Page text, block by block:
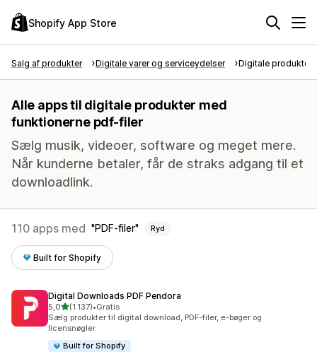
Shopify App Store
Salg af produkter Digitale varer og serviceydelser Digitale produkter
Alle apps til digitale produkter med
funktionerne pdf-filer
Sælg musik, videoer, software og meget mere.
Når kunderne betaler, får de straks adgang til et
downloadlink.
110 apps med PDF-filer Ryd
Built for Shopify
Digital Downloads PDF Pendora
5,0ud af 5 stjerner
(1.137)
1137 anmeldelser i alt
•Gratis
Sælg produkter til digital download, PDF-filer, e-bøger og
licensnøgler
Built for Shopify